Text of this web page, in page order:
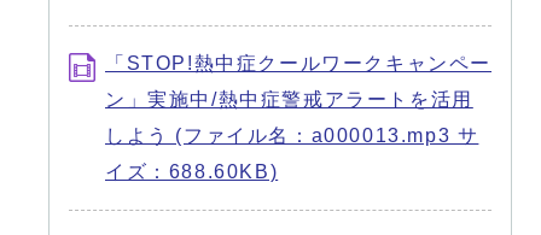
「STOP!熱中症クールワークキャンペー
ン」実施中/熱中症警戒アラートを活用
しよう (ファイル名：a000013.mp3 サ
イズ：688.60KB)